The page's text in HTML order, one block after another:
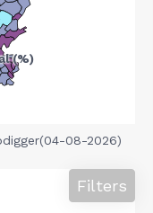
08-2026)
Filters